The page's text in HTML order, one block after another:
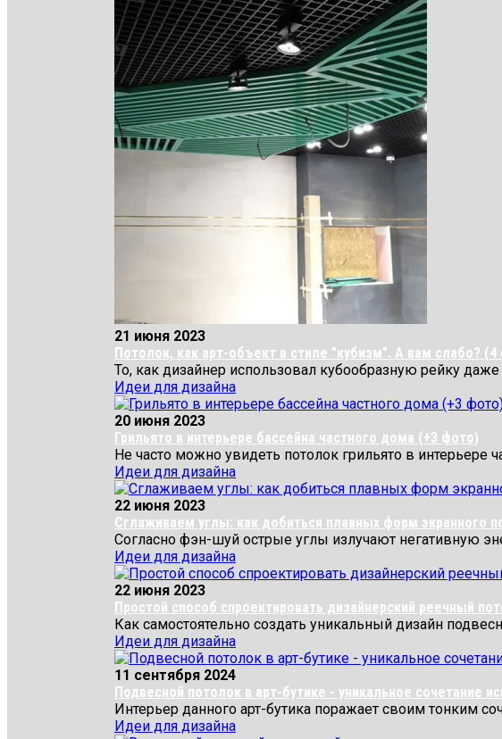
21 июня 2023
Потолок, как арт-объект в стиле "кубизм". А вам слабо?
То, как дизайнер использовал кубообразную рейку
Идеи для дизайна
20 июня 2023
Грильято в интерьере бассейна частного дома (+3 фото)
Не часто можно увидеть потолок грильято в
Идеи для дизайна
22 июня 2023
Сглаживаем углы: как добиться плавных форм экранного
Согласно фэн-шуй острые углы излучают негативную
Идеи для дизайна
22 июня 2023
Простой способ спроектировать дизайнерский реечный
Как самостоятельно создать уникальный дизайн
Идеи для дизайна
11 сентября 2024
Подвесной потолок в арт-бутике - уникальное сочетание
Интерьер данного арт-бутика поражает своим тонким
Идеи для дизайна